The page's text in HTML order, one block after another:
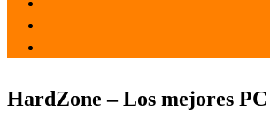
HardZone – Los mejores